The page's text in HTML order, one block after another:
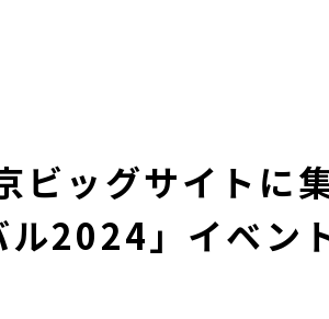
ッグサイトに
ル2024」イベン